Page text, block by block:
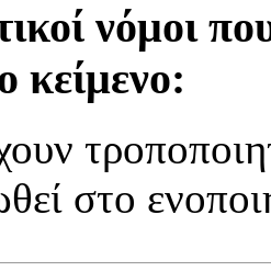
νόμοι
κείμενο:
στο